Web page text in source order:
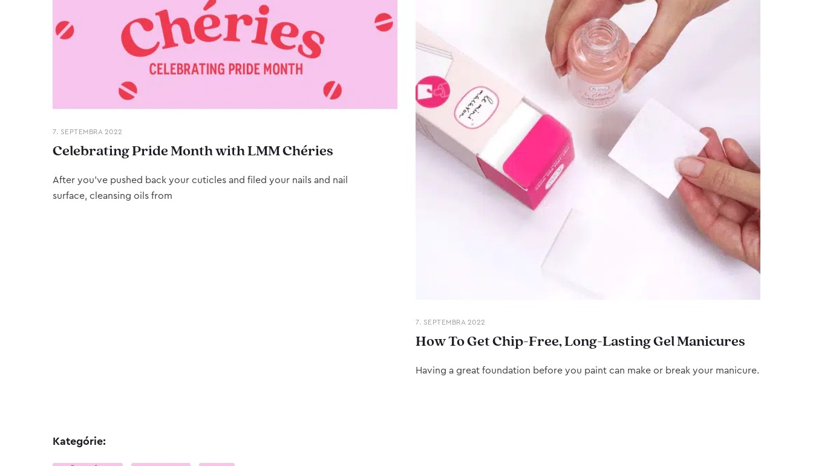
7. SEPTEMBRA 2022
Celebrating Pride Month with LMM Chéries
After you’ve pushed back your cuticles and filed your nails and nail
surface, cleansing oils from
7. SEPTEMBRA 2022
How To Get Chip-Free, Long-Lasting Gel Manicures
Having a great foundation before you paint can make or break your manicure.
Kategórie: